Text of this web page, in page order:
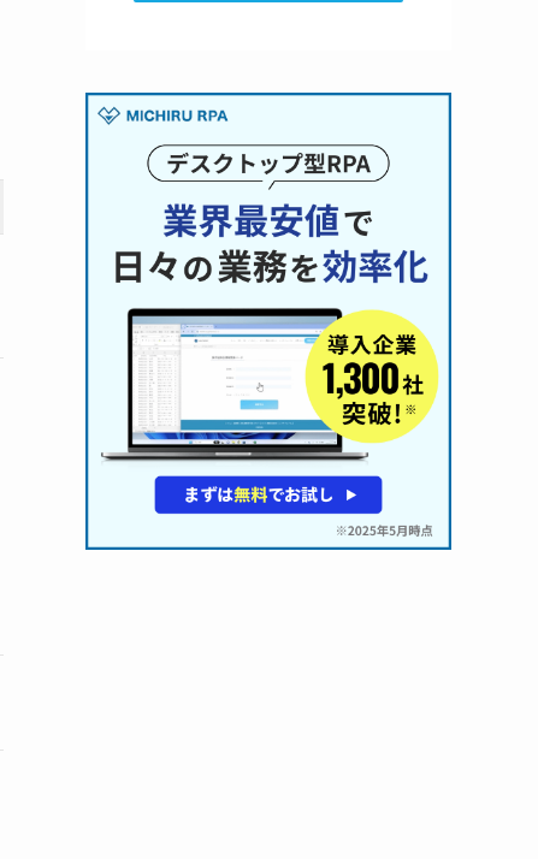
クラウドBOT Biztex cobit
シングルオフィス：3千
円/
マルチオフィス：6千円/
マルチオフィス30：1万2
千円/
要問い合わせ